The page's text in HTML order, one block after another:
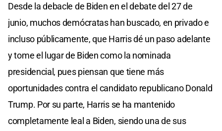
Desde la debacle de Biden en el debate del 27 de
junio, muchos demócratas han buscado, en privado e
incluso públicamente, que Harris dé un paso adelante
y tome el lugar de Biden como la nominada
presidencial, pues piensan que tiene más
oportunidades contra el candidato republicano Donald
Trump. Por su parte, Harris se ha mantenido
completamente leal a Biden, siendo una de sus